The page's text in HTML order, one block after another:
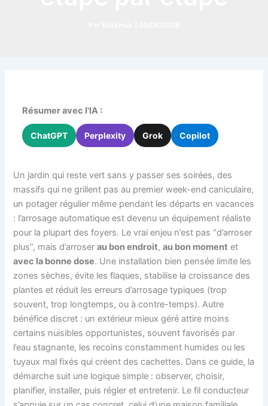
Résumer avec l'IA :
ChatGPT Perplexity Grok Copilot
Un jardin qui reste vert sans y passer ses soirées, des
massifs qui ne grillent pas au premier week-end caniculaire,
un potager régulier même pendant les départs en vacances
: l’arrosage automatique est devenu un équipement réaliste
pour la plupart des foyers. Le vrai enjeu n’est pas “d’arroser
plus”, mais d’arroserau bon endroit,au bon moment et
avec la bonne dose. Une installation bien pensée limite les
zones sèches, évite les flaques, stabilise la croissance des
plantes et réduit les erreurs d’arrosage typiques (trop
souvent, trop longtemps, ou à contre-temps). Autre
bénéfice discret : un extérieur mieux géré attire moins
certains nuisibles opportunistes, souvent favorisés par
l’eau stagnante, les recoins constamment humides ou les
tuyaux mal fixés qui créent des cachettes. Dans ce guide, la
démarche suit une logique simple : observer, choisir,
planifier, installer, puis régler et entretenir. Le fil conducteur